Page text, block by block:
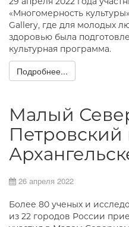
«Многомерность
Gallery, где для молодых
здоровью была
культурная программа.
Подробнее...
Малый
Петровский
26 апреля 2022
Более 80 ученых и
из 22 городов России